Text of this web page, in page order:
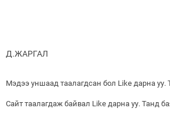
Д.ЖАРГАЛ
Мэдээ уншаад таалагдсан бол Like дарна уу.
Сайт таалагдаж байвал Like дарна уу. Танд